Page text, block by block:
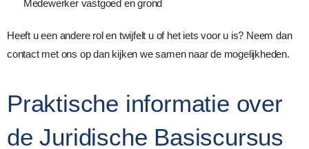
Medewerker vastgoed en grond
Heeft u een andere rol en twijfelt u of het iets voor u is? Neem dan
contact met ons op dan kijken we samen naar de mogelijkheden.
Praktische informatie over
de Juridische Basiscursus